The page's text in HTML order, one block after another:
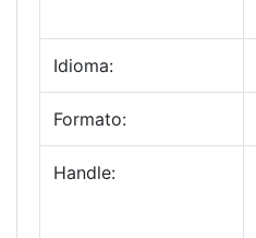
Idioma:
Formato:
Handle: